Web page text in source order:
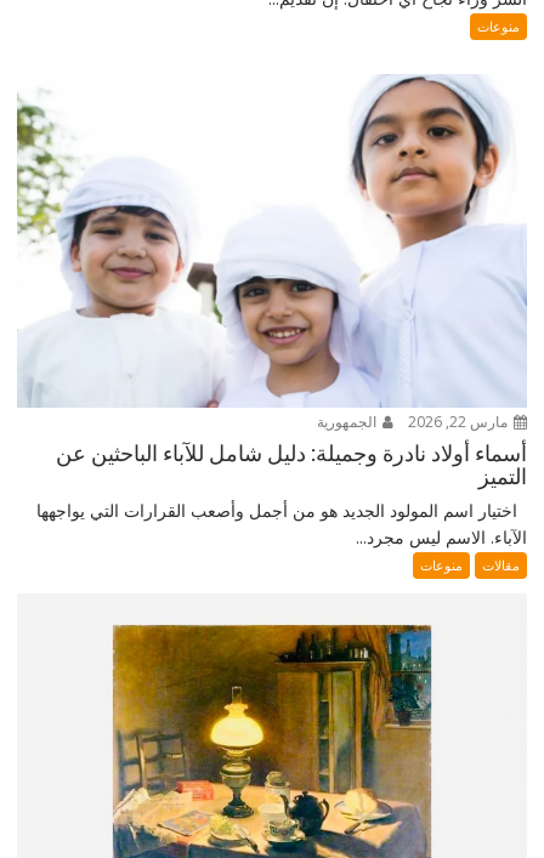
منوعات
مارس 22, 2026 الجمهورية
أسماء أولاد نادرة وجميلة: دليل شامل للآباء الباحثين عن
التميز
اختيار اسم المولود الجديد هو من أجمل وأصعب القرارات التي يواجهها
الآباء. الاسم ليس مجرد...
مقالات منوعات